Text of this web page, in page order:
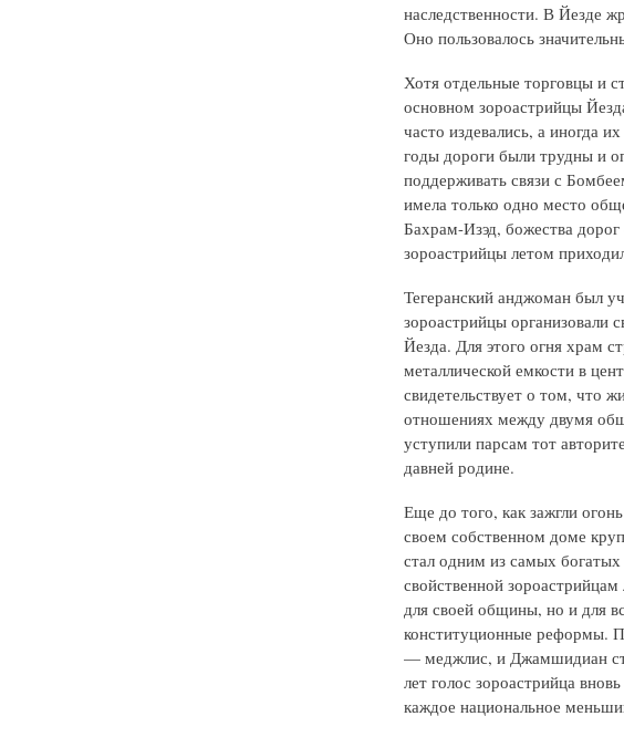
наследственности. В Йезде
Оно пользовалось
Хотя отдельные торговцы и
основном зороастрийцы
часто издевались, а иногда
годы дороги были трудны и
поддерживать связи с
имела только одно место
Бахрам-Изэд, божества
зороастрийцы летом
Тегеранский анджоман был
зороастрийцы
Йезда. Для этого огня храм
металлической емкости в
свидетельствует о том, что
отношениях между двумя
уступили парсам тот
давней родине.
Еще до того, как зажгли
своем собственном доме
стал одним из самых
свойственной
для своей общины, но и для
конституционные реформы.
— меджлис, и Джамшидиан
лет голос зороастрийца
каждое национальное